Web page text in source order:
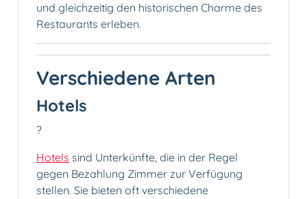
und gleichzeitig den historischen Charme des
Restaurants erleben.
Verschiedene Arten
Hotels
?
Hotels sind Unterkünfte, die in der Regel
gegen Bezahlung Zimmer zur Verfügung
stellen. Sie bieten oft verschiedene